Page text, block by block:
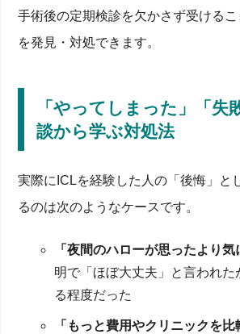
手術後の定期検診を欠かさず受ける
を発見・対処できます。
「やってしまった」「失
談から学ぶ対処法
実際にICLを経験した人の「後悔」と
るのは次のようなケースです。
「夜間のハローが思ったより気
明で「ほぼ大丈夫」と言われた
る程度だった
「もっと費用やクリニックを